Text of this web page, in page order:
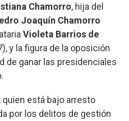
Chamorro, hija del
Joaquín Chamorro
Violeta Barrios de
y la figura de la oposición
de ganar las presidenciales
quien está bajo arresto
por los delitos de gestión